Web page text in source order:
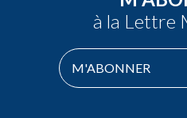
à la Lettre
M'ABONNER